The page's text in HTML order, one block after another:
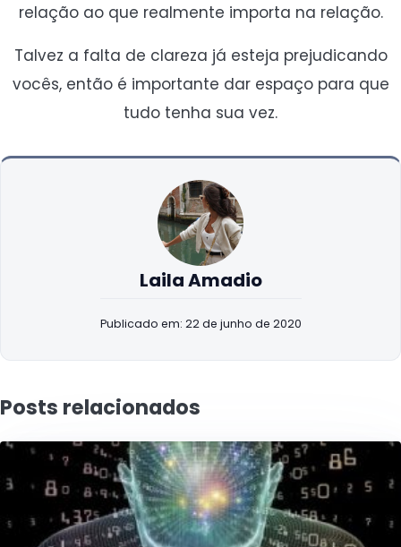
relação ao que realmente importa na relação.
Talvez a falta de clareza já esteja prejudicando
vocês, então é importante dar espaço para que
tudo tenha sua vez.
Laila Amadio
Publicado em: 22 de junho de 2020
Posts relacionados